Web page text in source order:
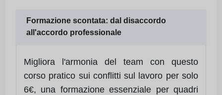
Formazione scontata: dal disaccordo
all'accordo professionale
Migliora l'armonia del team con questo
corso pratico sui conflitti sul lavoro per solo
6€, una formazione essenziale per quadri